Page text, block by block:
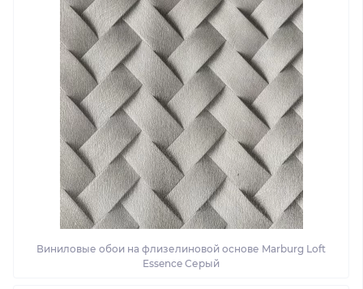
Виниловые обои на флизелиновой основе Marburg Loft
Essence Серый